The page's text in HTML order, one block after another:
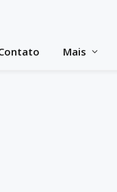
Mais